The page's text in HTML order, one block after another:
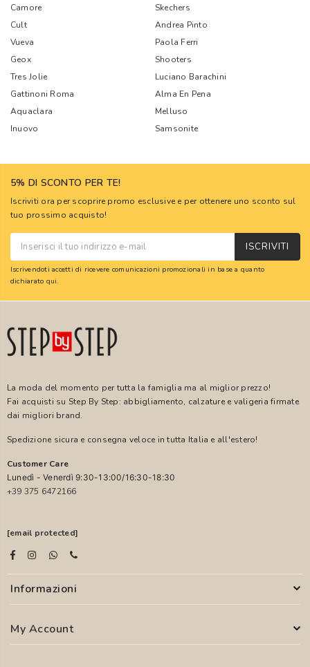
Camore
Skechers
Cult
Andrea Pinto
Vueva
Paola Ferri
Geox
Shooters
Tres Jolie
Luciano Barachini
Gattinoni Roma
Alma En Pena
Aquaclara
Melluso
Inuovo
Samsonite
5% DI SCONTO PER TE!
Iscriviti ora per scoprire promo esclusive e per ottenere uno sconto sul
tuo prossimo acquisto!
ISCRIVITI
Iscrivendoti accetti di ricevere comunicazioni promozionali in base a quanto
dichiarato qui.
La moda del momento per tutta la famiglia ma al miglior prezzo!
Fai acquisti su Step By Step: abbigliamento, calzature e valigeria firmate
dai migliori brand.
Spedizione sicura e consegna veloce in tutta Italia e all'estero!
Customer Care
Lunedì - Venerdì 9:30-13:00/16:30-18:30
+39 375 6472166
[email protected]
Informazioni
My Account